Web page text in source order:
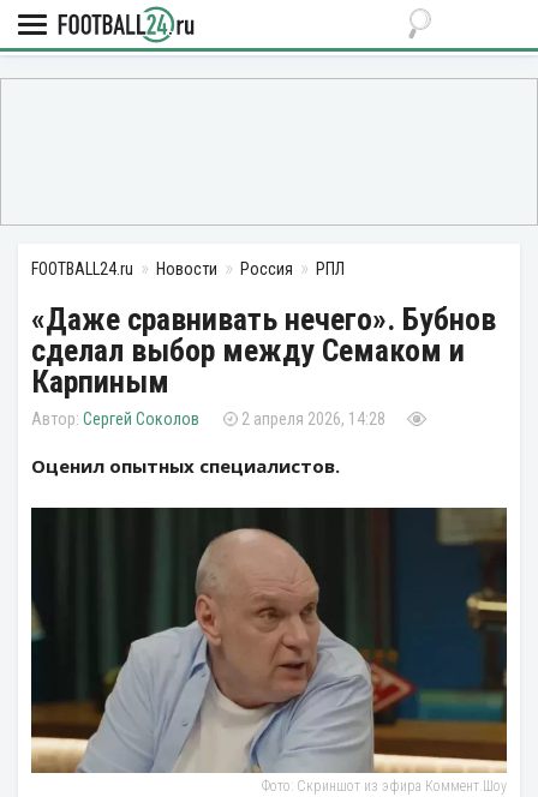
FOOTBALL24.ru Новости Россия РПЛ
«Даже сравнивать нечего». Бубнов
сделал выбор между Семаком и
Карпиным
Сергей Соколов 2 апреля 2026, 14:28
Оценил опытных специалистов.
Фото: Скриншот из эфира Коммент.Шоу